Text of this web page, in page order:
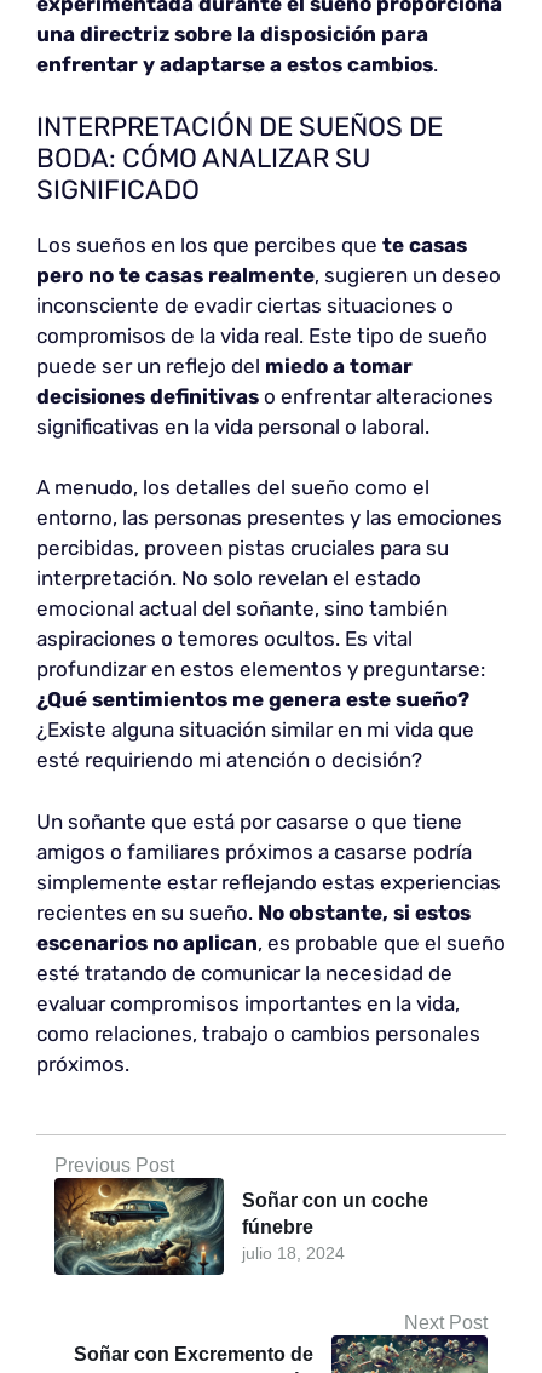
una directriz sobre la disposición para
enfrentar y adaptarse a estos cambios.
INTERPRETACIÓN DE SUEÑOS DE
BODA: CÓMO ANALIZAR SU
SIGNIFICADO
Los sueños en los que percibes que te casas
pero no te casas realmente, sugieren un deseo
inconsciente de evadir ciertas situaciones o
compromisos de la vida real. Este tipo de sueño
puede ser un reflejo del miedo a tomar
decisiones definitivas o enfrentar alteraciones
significativas en la vida personal o laboral.
A menudo, los detalles del sueño como el
entorno, las personas presentes y las emociones
percibidas, proveen pistas cruciales para su
interpretación. No solo revelan el estado
emocional actual del soñante, sino también
aspiraciones o temores ocultos. Es vital
profundizar en estos elementos y preguntarse:
¿Qué sentimientos me genera este sueño?
¿Existe alguna situación similar en mi vida que
esté requiriendo mi atención o decisión?
Un soñante que está por casarse o que tiene
amigos o familiares próximos a casarse podría
simplemente estar reflejando estas experiencias
recientes en su sueño. No obstante, si estos
escenarios no aplican, es probable que el sueño
esté tratando de comunicar la necesidad de
evaluar compromisos importantes en la vida,
como relaciones, trabajo o cambios personales
próximos.
Previous Post
julio 18, 2024
Soñar con un coche
fúnebre
Next Post
Soñar con Excremento de